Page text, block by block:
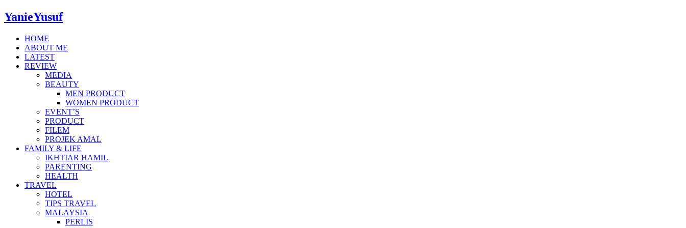
YanieYusuf
HOME
ABOUT ME
LATEST
REVIEW
MEDIA
BEAUTY
MEN PRODUCT
WOMEN PRODUCT
EVENT’S
PRODUCT
FILEM
PROJEK AMAL
FAMILY & LIFE
IKHTIAR HAMIL
PARENTING
HEALTH
TRAVEL
HOTEL
TIPS TRAVEL
MALAYSIA
PERLIS